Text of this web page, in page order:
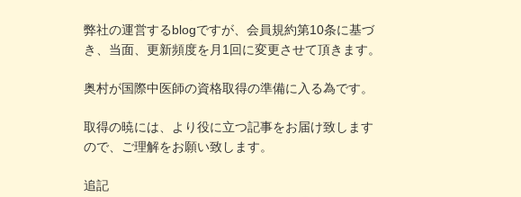
弊社の運営するblogですが、会員規約第10条に基づ
き、当面、更新頻度を月1回に変更させて頂きます。
奥村が国際中医師の資格取得の準備に入る為です。
取得の暁には、より役に立つ記事をお届け致します
ので、ご理解をお願い致します。
追記